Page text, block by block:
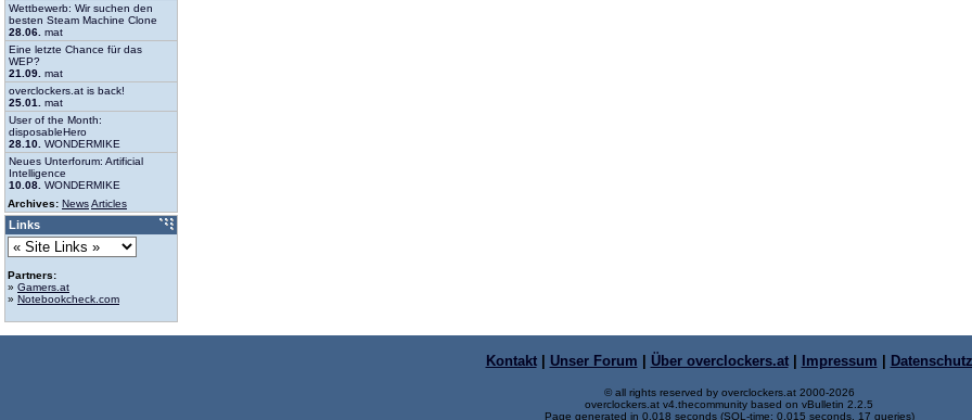
Wettbewerb: Wir suchen den
besten Steam Machine Clone
28.06. mat
Eine letzte Chance für das
WEP?
21.09. mat
overclockers.at is back!
25.01.
mat
User of the Month:
disposableHero
28.10. WONDERMIKE
Neues Unterforum: Artificial
Intelligence
10.08. WONDERMIKE
Archives: NewsArticles
Links
Partners:
» Gamers.at
» Notebookcheck.com
Kontakt| Unser Forum | Über overclockers.at| Impressum | Datenschutz
© all rights reserved by overclockers.at 2000-2026
overclockers.at v4.thecommunity based on vBulletin 2.2.5
Page generated in 0.018 seconds (SQL-time: 0.015 seconds, 17 queries)